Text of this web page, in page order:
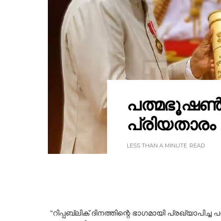
പത്മഭൂഷൺ
പ്രിയതാരം
LESS THAN A MINUTE READ
"റിപ്പബ്ലിക് ദിനത്തിന്റെ ഭാഗമായി